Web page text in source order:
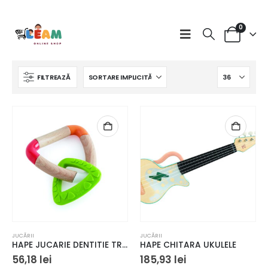
0
FILTREAZĂ
JUCĂRII
HAPE JUCARIE DENTITIE TRIUNGHI DUBLU
56,18 lei
JUCĂRII
HAPE CHITARA UKULELE
185,93 lei
lei